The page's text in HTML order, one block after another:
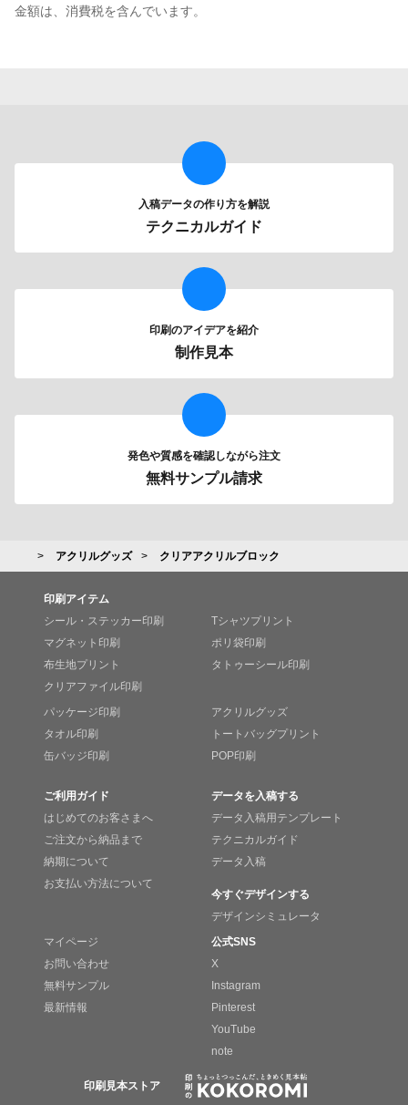
金額は、消費税を含んでいます。
入稿データの作り方を解説
テクニカルガイド
印刷のアイデアを紹介
制作見本
発色や質感を確認しながら注文
無料サンプル請求
アクリルグッズ クリアアクリルブロック
印刷アイテム
シール・ステッカー印刷
マグネット印刷
布生地プリント
クリアファイル印刷
Tシャツプリント
ポリ袋印刷
タトゥーシール印刷
パッケージ印刷
タオル印刷
缶バッジ印刷
アクリルグッズ
トートバッグプリント
POP印刷
ご利用ガイド
はじめてのお客さまへ
ご注文から納品まで
納期について
お支払い方法について
データを入稿する
データ入稿用テンプレート
テクニカルガイド
データ入稿
今すぐデザインする
デザインシミュレータ
マイページ
お問い合わせ
無料サンプル
最新情報
公式SNS
X
Instagram
Pinterest
YouTube
note
印刷見本ストア